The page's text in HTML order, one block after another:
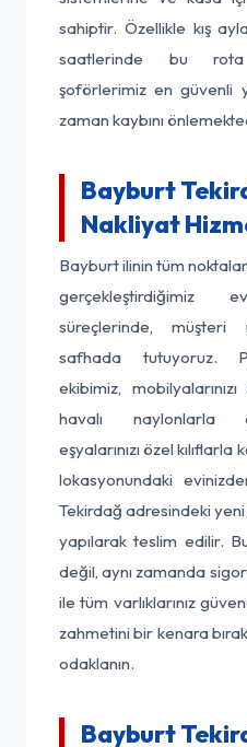
sahiptir. Özellikle kış
saatlerinde bu
şoförlerimiz en güvenli
zaman kaybını
Bayburt
Nakliyat
Bayburt ilinin tüm
süreçlerinde,
safhada tutuyoruz.
ekibimiz,
havalı naylonlarla
eşyalarınızı özel
lokasyonundaki
Tekirdağ adresindeki
yapılarak teslim edilir.
değil, aynı zamanda
ile tüm varlıklarınız
zahmetini bir kenara
odaklanın.
Bayburt